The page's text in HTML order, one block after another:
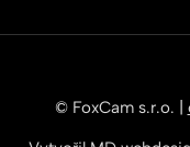
© FoxCam s.r.o. |